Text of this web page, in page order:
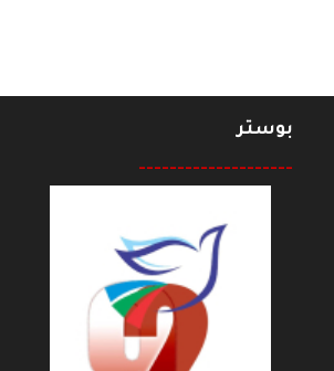
بوستر
--------------------